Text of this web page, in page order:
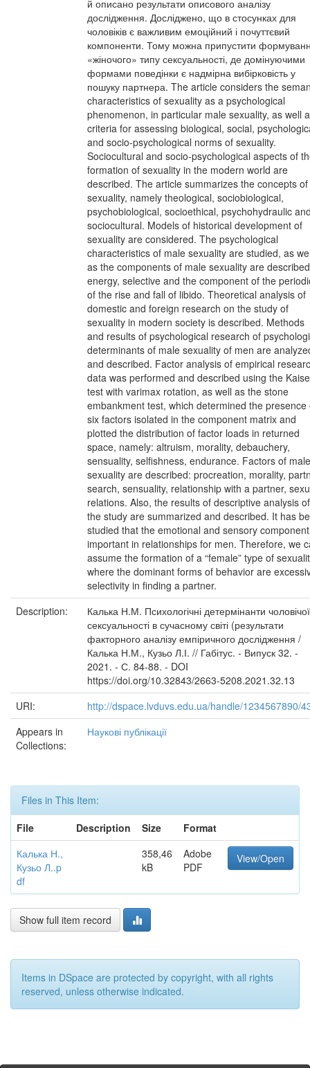
й описано результати описового аналізу
дослідження. Досліджено, що в стосунках для
чоловіків є важливим емоційний і почуттєвий
компоненти. Тому можна припустити
«жіночого» типу сексуальності, де домінуючими
формами поведінки є надмірна вибірковість у
пошуку партнера. The article considers the
characteristics of sexuality as a psychological
phenomenon, in particular male sexuality, as well
criteria for assessing biological, social,
and socio-psychological norms of sexuality.
Sociocultural and socio-psychological aspects of
formation of sexuality in the modern world are
described. The article summarizes the concepts of
sexuality, namely theological, sociobiological,
psychobiological, socioethical, psychohydraulic
sociocultural. Models of historical development of
sexuality are considered. The psychological
characteristics of male sexuality are studied, as
as the components of male sexuality are
energy, selective and the component of the
of the rise and fall of libido. Theoretical analysis of
domestic and foreign research on the study of
sexuality in modern society is described. Methods
and results of psychological research of
determinants of male sexuality of men are
and described. Factor analysis of empirical
data was performed and described using the
test with varimax rotation, as well as the stone
embankment test, which determined the presence
six factors isolated in the component matrix and
plotted the distribution of factor loads in returned
space, namely: altruism, morality, debauchery,
sensuality, selfishness, endurance. Factors of male
sexuality are described: procreation, morality,
search, sensuality, relationship with a partner,
relations. Also, the results of descriptive analysis of
the study are summarized and described. It has
studied that the emotional and sensory
important in relationships for men. Therefore, we
assume the formation of a “female” type of
where the dominant forms of behavior are
selectivity in finding a partner.
Description:
Калька Н.М. Психологічні детермінанти чоловічої
сексуальності в сучасному світі (результати
факторного аналізу емпіричного дослідження /
Калька Н.М., Кузьо Л.І. // Габітус. - Випуск 32. -
2021. - С. 84-88. - DOI
https://doi.org/10.32843/2663-5208.2021.32.13
URI:
http://dspace.lvduvs.edu.ua/handle/1234567890/
Appears in
Collections:
Наукові публікації
Files in This Item:
File
Description Size
Format
Калька Н.,
Кузьо Л..p
df
358,46
kB
Adobe
PDF
View/Open
Show full item record
Items in DSpace are protected by copyright, with all rights
reserved, unless otherwise indicated.